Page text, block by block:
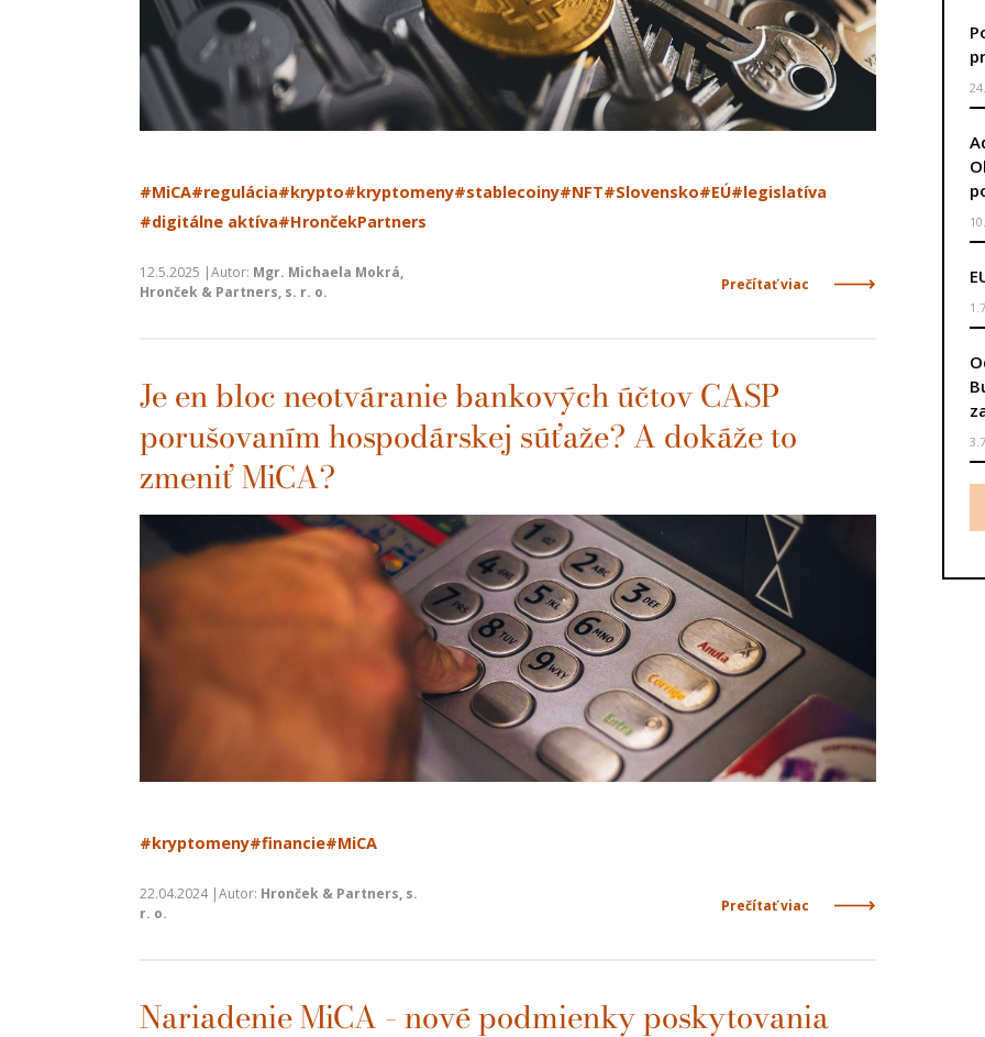
#MiCA#regulácia#krypto#kryptomeny#stablecoiny#NFT#Slovensko#EÚ#legislatíva
#digitálne aktíva#HrončekPartners
12.5.2025 |Autor: Mgr. Michaela Mokrá,
Hronček & Partners, s. r. o.
Prečítať viac
Je en bloc neotváranie bankových účtov CASP
porušovaním hospodárskej súťaže? A dokáže to
zmeniť MiCA?
#kryptomeny#financie#MiCA
22.04.2024 |Autor: Hronček & Partners, s.
r. o.
Prečítať viac
Nariadenie MiCA – nové podmienky poskytovania